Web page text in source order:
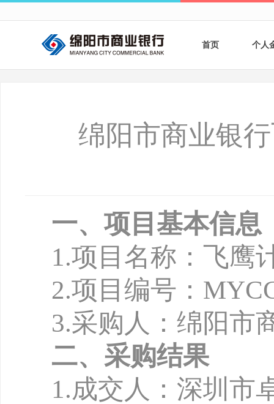
首页 个人
银
绵阳市商业银
一、项目基本信息
1.项目名称：飞鹰
2.项目编号：
3.采购人：绵阳市
二、采购结果
1.成交人： 深圳市